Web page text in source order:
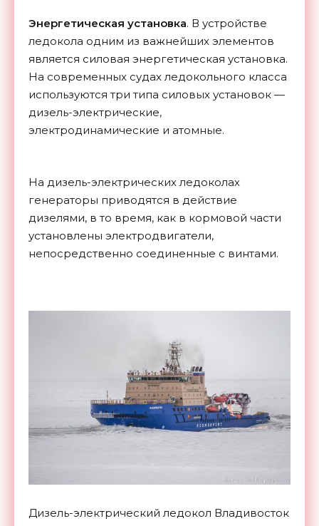
Энергетическая установка. В устройстве
ледокола одним из важнейших элементов
является силовая энергетическая установка.
На современных судах ледокольного класса
используются три типа силовых установок —
дизель-электрические,
электродинамические и атомные.
На дизель-электрических ледоколах
генераторы приводятся в действие
дизелями, в то время, как в кормовой части
установлены электродвигатели,
непосредственно соединенные с винтами.
Дизель-электрический ледокол Владивосток